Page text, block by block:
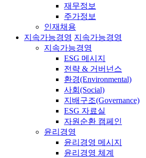
재무정보
주가정보
인재채용
지속가능경영 지속가능경영
지속가능경영
ESG 메시지
전략 & 거버넌스
환경(Environmental)
사회(Social)
지배구조(Governance)
ESG 자료실
자원순환 캠페인
윤리경영
윤리경영 메시지
윤리경영 체계